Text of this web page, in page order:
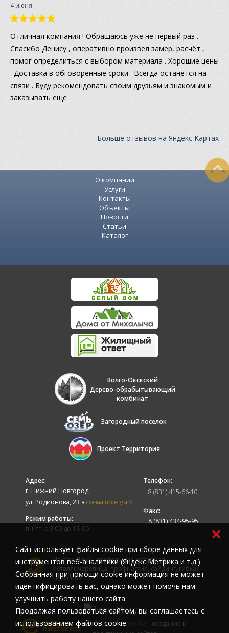
4 июня
Отличная компания ! Обращаюсь уже не первый раз .
Спасибо Денису , оперативно произвел замер, расчёт ,
помог определиться с выбором материала . Хорошие цены
. Доставка в обговоренные сроки . Всегда останется на
связи . Буду рекомендовать своим друзьям и знакомым и
заказывать еще .
Больше отзывов на Яндекс Картах
О компании
Услуги
Контакты
Объекты
Новости
Статьи
Каталог
Волго-Окскский
Дерево-обрабытывающий
комбинат
Загородный поселок
Проект Территория
Адрес:
г. Нижний Новгород,
ул. Родионова, 23 а схема проезда >
Режим работы:
пн-пт: с 9-00 до 18-00
Телефон:
8 (831) 415-66-10
Факс:
8 (831) 434-95-95
Мастер-Люкс - кровельные материалы:
металлочерепица, профнастил, сайдинг, гибкая
черепица
© Вебмеханика - создание и
Cайт использует файлы cookie при сборе данных для
инструментов веб-аналитики (Яндекс.Метрика и т.д.)
Собранная при помощи cookie информация не может
идентифицировать вас, однако может помочь нам
улучшить работу нашего сайта.
Продолжая пользоваться сайтом, вы соглашаетесь с
использованием файлов cookie.